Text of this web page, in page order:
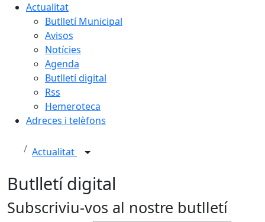
Actualitat
Butlletí Municipal
Avisos
Notícies
Agenda
Butlletí digital
Rss
Hemeroteca
Adreces i telèfons
Actualitat
Butlletí digital
Subscriviu-vos al nostre butlletí